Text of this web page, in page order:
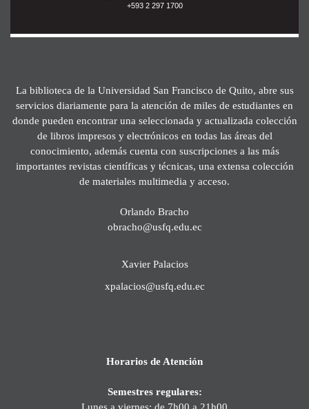
+593 2 297 1700
La biblioteca de la Universidad San Francisco de Quito, abre sus
servicios diariamente para la atención de miles de estudiantes en
donde pueden encontrar una seleccionada y actualizada colección
de libros impresos y electrónicos en todas las áreas del
conocimiento, además cuenta con suscripciones a las más
importantes revistas científicas y técnicas, una extensa colección
de materiales multimedia y acceso.
Orlando Bracho
obracho@usfq.edu.ec
Xavier Palacios
xpalacios@usfq.edu.ec
Horarios de Atención
Semestres regulares:
Lunes a viernes: de 7h00 a 21h00